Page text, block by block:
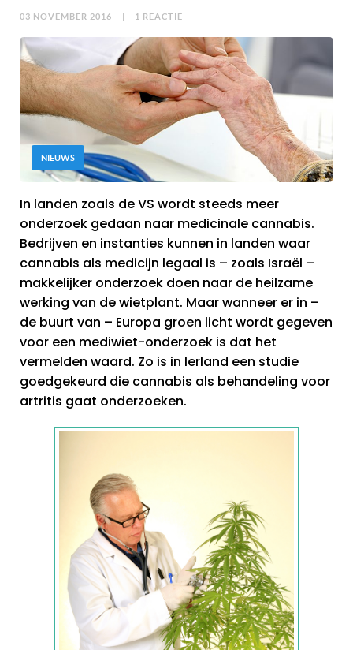
03 NOVEMBER 2016 | 1 REACTIE
NIEUWS
In landen zoals de VS wordt steeds meer
onderzoek gedaan naar medicinale cannabis.
Bedrijven en instanties kunnen in landen waar
cannabis als medicijn legaal is – zoals Israël –
makkelijker onderzoek doen naar de heilzame
werking van de wietplant. Maar wanneer er in –
de buurt van – Europa groen licht wordt gegeven
voor een mediwiet-onderzoek is dat het
vermelden waard. Zo is in Ierland een studie
goedgekeurd die cannabis als behandeling voor
artritis gaat onderzoeken.